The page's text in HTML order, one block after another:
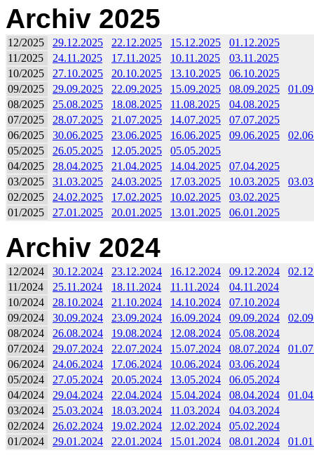
Archiv 2025
12/2025 29.12.2025 22.12.2025 15.12.2025
01.12.2025
11/2025
24.11.2025 17.11.2025 10.11.2025
03.11.2025
10/2025
27.10.2025 20.10.2025 13.10.2025
06.10.2025
09/2025
29.09.2025 22.09.2025 15.09.2025 08.09.2025
08/2025
25.08.2025 18.08.2025 11.08.2025
04.08.2025
07/2025
28.07.2025 21.07.2025 14.07.2025
07.07.2025
06/2025
30.06.2025 23.06.2025 16.06.2025 09.06.2025
05/2025
26.05.2025 12.05.2025
05.05.2025
04/2025
28.04.2025 21.04.2025 14.04.2025
07.04.2025
03/2025
31.03.2025 24.03.2025 17.03.2025 10.03.2025
02/2025
24.02.2025 17.02.2025 10.02.2025
03.02.2025
01/2025
27.01.2025 20.01.2025 13.01.2025 06.01.2025
Archiv 2024
12/2024 30.12.2024 23.12.2024 16.12.2024 09.12.2024
11/2024
25.11.2024 18.11.2024 11.11.2024
04.11.2024
10/2024
28.10.2024 21.10.2024 14.10.2024
07.10.2024
09/2024
30.09.2024 23.09.2024 16.09.2024 09.09.2024
08/2024
26.08.2024 19.08.2024 12.08.2024
05.08.2024
07/2024
29.07.2024 22.07.2024 15.07.2024 08.07.2024
06/2024
24.06.2024 17.06.2024 10.06.2024
03.06.2024
05/2024
27.05.2024 20.05.2024 13.05.2024
06.05.2024
04/2024
29.04.2024 22.04.2024 15.04.2024 08.04.2024
03/2024
25.03.2024 18.03.2024 11.03.2024
04.03.2024
02/2024
26.02.2024 19.02.2024 12.02.2024
05.02.2024
01/2024
29.01.2024 22.01.2024 15.01.2024 08.01.2024